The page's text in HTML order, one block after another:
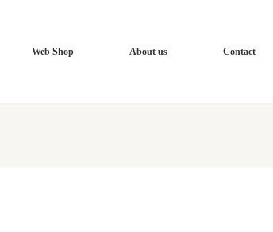
Web Shop About us Contact